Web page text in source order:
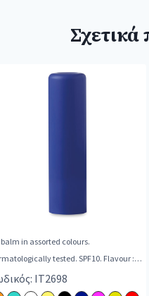
Σχετικά
in assorted colours.
tested. SPF10. Flavour :
IT2698